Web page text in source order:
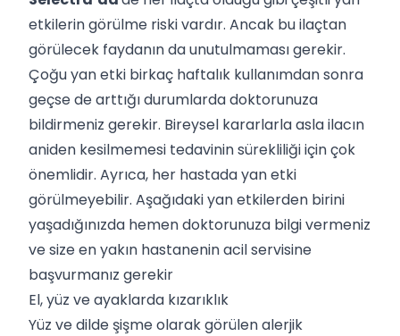
etkilerin görülme riski vardır. Ancak bu ilaçtan
görülecek faydanın da unutulmaması gerekir.
Çoğu yan etki birkaç haftalık kullanımdan sonra
geçse de arttığı durumlarda doktorunuza
bildirmeniz gerekir. Bireysel kararlarla asla ilacın
aniden kesilmemesi tedavinin sürekliliği için çok
önemlidir. Ayrıca, her hastada yan etki
görülmeyebilir. Aşağıdaki yan etkilerden birini
yaşadığınızda hemen doktorunuza bilgi vermeniz
ve size en yakın hastanenin acil servisine
başvurmanız gerekir
El, yüz ve ayaklarda kızarıklık
Yüz ve dilde şişme olarak görülen alerjik